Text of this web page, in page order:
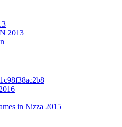
2013
in Nizza 2015